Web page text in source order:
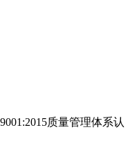
质量管理体系认